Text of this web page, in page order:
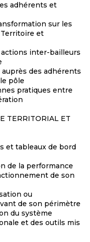
adhérents et
sur les
et
inter-bailleurs
des adhérents
pôle
pratiques entre
TERRITORIAL ET
et tableaux de bord
de la performance
de son
ou
de son périmètre
du système
et des outils mis